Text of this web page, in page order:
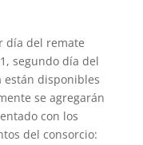
día del remate
segundo día del
están disponibles
se agregarán
con los
del consorcio: